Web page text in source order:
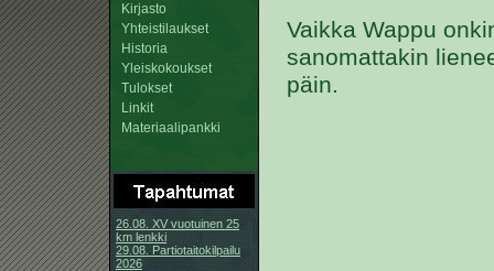
Kirjasto
Yhteistilaukset
Historia
Yleiskokoukset
Tulokset
Linkit
Materiaalipankki
26.08. XV vuotuinen 25
km lenkki
29.08. Partiotaitokilpailu
2026
Vaikka Wappu
sanomattakin
päin.